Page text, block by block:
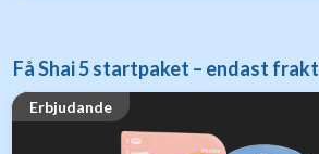
Få Shai 5 startpaket – endast frakt
Erbjudande